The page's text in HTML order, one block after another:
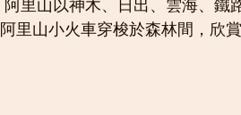
阿里山小火車穿梭於森林間，欣